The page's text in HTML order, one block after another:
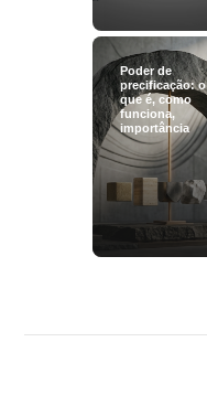
Poder de
precificação: o
que é, como
funciona,
importância